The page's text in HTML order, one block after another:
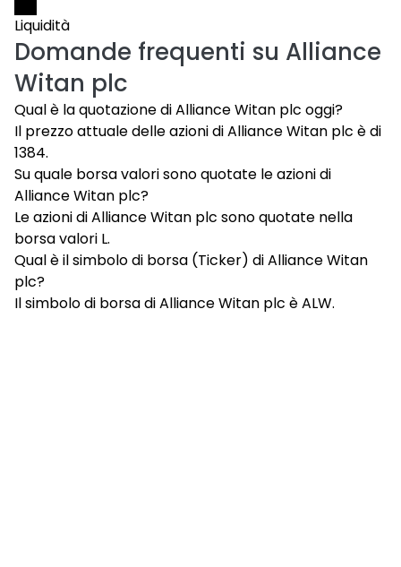
Liquidità
Domande frequenti su Alliance
Witan plc
Qual è la quotazione di Alliance Witan plc oggi?
Il prezzo attuale delle azioni di Alliance Witan plc è di
1384.
Su quale borsa valori sono quotate le azioni di
Alliance Witan plc?
Le azioni di Alliance Witan plc sono quotate nella
borsa valori L.
Qual è il simbolo di borsa (Ticker) di Alliance Witan
plc?
Il simbolo di borsa di Alliance Witan plc è ALW.